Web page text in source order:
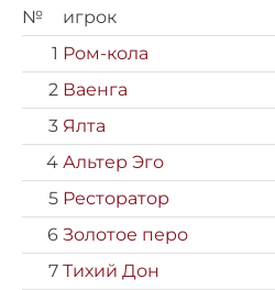
№ игрок
1 Ром-кола
2 Ваенга
3 Ялта
4 Альтер Эго
5 Ресторатор
6 Золотое перо
7 Тихий Дон